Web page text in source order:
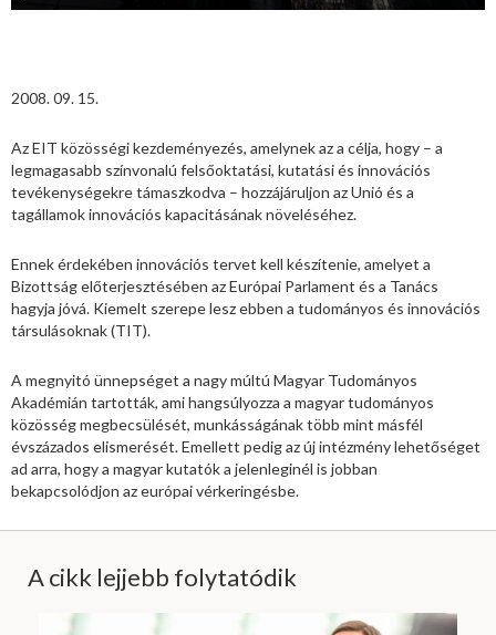
2008. 09. 15.
Az EIT közösségi kezdeményezés, amelynek az a célja, hogy – a
legmagasabb színvonalú felsőoktatási, kutatási és innovációs
tevékenységekre támaszkodva – hozzájáruljon az Unió és a
tagállamok innovációs kapacitásának növeléséhez.
Ennek érdekében innovációs tervet kell készítenie, amelyet a
Bizottság előterjesztésében az Európai Parlament és a Tanács
hagyja jóvá. Kiemelt szerepe lesz ebben a tudományos és innovációs
társulásoknak (TIT).
A megnyitó ünnepséget a nagy múltú Magyar Tudományos
Akadémián tartották, ami hangsúlyozza a magyar tudományos
közösség megbecsülését, munkásságának több mint másfél
évszázados elismerését. Emellett pedig az új intézmény lehetőséget
ad arra, hogy a magyar kutatók a jelenleginél is jobban
bekapcsolódjon az európai vérkeringésbe.
A cikk lejjebb folytatódik